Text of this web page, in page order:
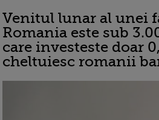
Venitul lunar al unei
Romania este sub
care investeste doar
cheltuiesc romanii